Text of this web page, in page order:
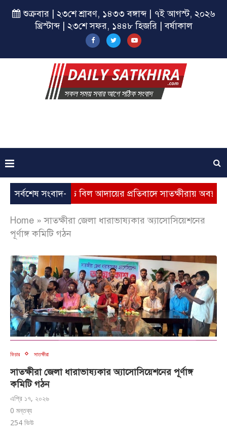
শুক্রবার | ২৩শে শ্রাবণ, ১৪৩৩ বঙ্গাব্দ | ৭ই আগস্ট, ২০২৬
খ্রিস্টাব্দ | ২৩শে সফর, ১৪৪৮ হিজরি | বর্ষাকাল
সর্বশেষ সংবাদ-
ভূতুড়ে বিল আদায়ের প্রতিবাদে সাতক্ষীরায় অবস্থান কর্মসূচি
Home »সাতক্ষীরা জেলা ধারাভাষ্যকার অ্যাসোসিয়েশনের
পূর্ণাঙ্গ কমিটি গঠন
ফিচার সাতক্ষীরা
সাতক্ষীরা জেলা ধারাভাষ্যকার অ্যাসোসিয়েশনের পূর্ণাঙ্গ
কমিটি গঠন
এপ্রি ১৭, ২০২৬
0 মন্তব্য
254 ভিউ